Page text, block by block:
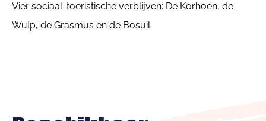
Vier sociaal-toeristische verblijven: De Korhoen, de
Wulp, de Grasmus en de Bosuil.